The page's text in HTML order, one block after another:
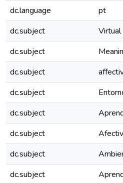
dc.language
pt
dc.subject
Virtual
dc.subject
dc.subject
dc.subject
dc.subject
dc.subject
dc.subject
dc.subject